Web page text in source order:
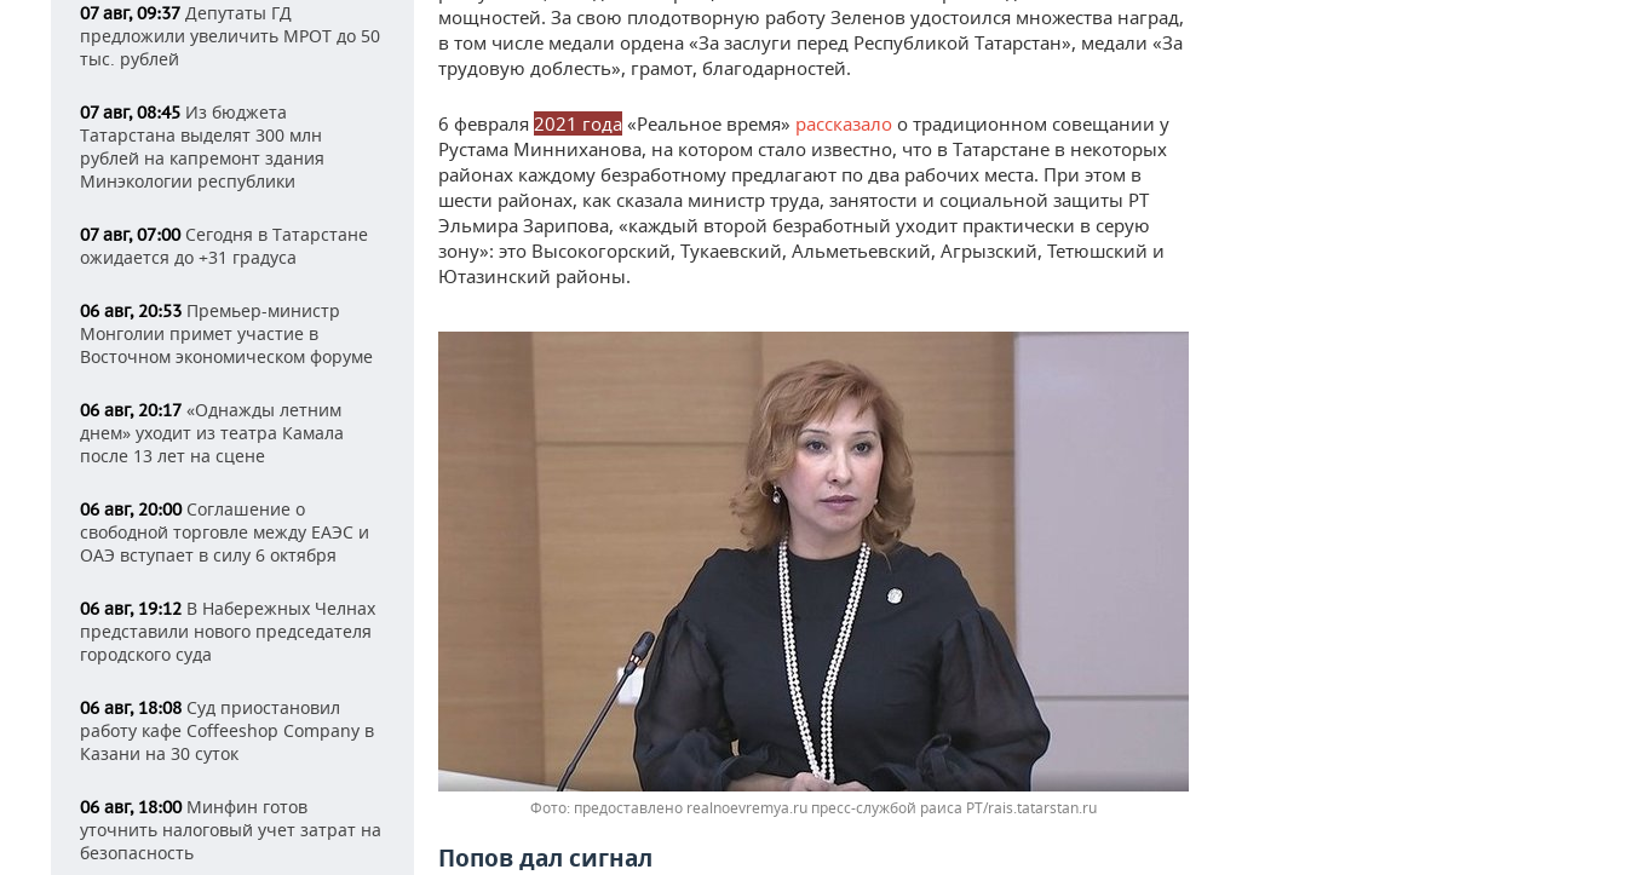
07 авг, 09:37 Депутаты ГД
предложили увеличить МРОТ до 50
тыс. рублей
07 авг, 08:45 Из бюджета
Татарстана выделят 300 млн
рублей на капремонт здания
Минэкологии республики
07 авг, 07:00Сегодня в Татарстане
ожидается до +31 градуса
06 авг, 20:53 Премьер-министр
Монголии примет участие в
Восточном экономическом форуме
06 авг, 20:17 «Однажды летним
днем» уходит из театра Камала
после 13 лет на сцене
06 авг, 20:00Соглашение о
свободной торговле между ЕАЭС и
ОАЭ вступает в силу 6 октября
06 авг, 19:12 В Набережных Челнах
представили нового председателя
городского суда
06 авг, 18:08 Суд приостановил
работу кафе Coffeeshop Company в
Казани на 30 суток
06 авг, 18:00Минфин готов
уточнить налоговый учет затрат на
безопасность
мощностей. За свою плодотворную работу Зеленов удостоился множества наград,
в том числе медали ордена «За заслуги перед Республикой Татарстан», медали «За
трудовую доблесть», грамот, благодарностей.
6 февраля 2021 года «Реальное время» рассказало о традиционном совещании у
Рустама Минниханова, на котором стало известно, что в Татарстане в некоторых
районах каждому безработному предлагают по два рабочих места. При этом в
шести районах, как сказала министр труда, занятости и социальной защиты РТ
Эльмира Зарипова, «каждый второй безработный уходит практически в серую
зону»: это Высокогорский, Тукаевский, Альметьевский, Агрызский, Тетюшский и
Ютазинский районы.
предоставлено realnoevremya.ru пресс-службой раиса РТ/rais.tatarstan.ru
Попов дал сигнал